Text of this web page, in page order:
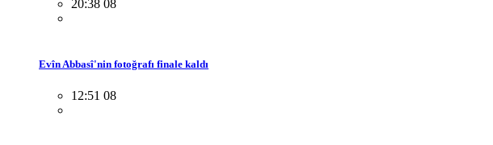
20:38 08
Evîn Abbasî'nin fotoğrafı finale kaldı
12:51 08